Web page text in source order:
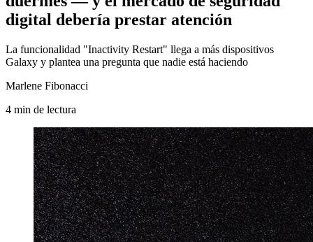
digital debería prestar atención
La funcionalidad "Inactivity Restart" llega a más dispositivos
Galaxy y plantea una pregunta que nadie está haciendo
Marlene Fibonacci
4 min de lectura